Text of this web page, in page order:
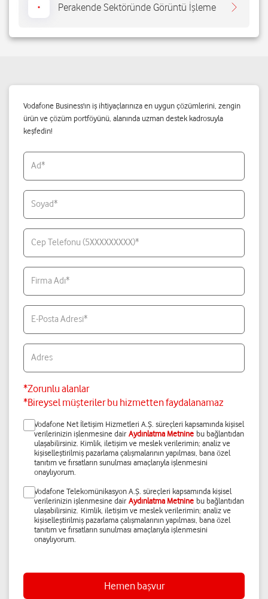
Perakende Sektöründe Görüntü İşleme
Vodafone Business'ın iş ihtiyaçlarınıza en uygun çözümlerini, zengin
ürün ve çözüm portföyünü, alanında uzman destek kadrosuyla
keşfedin!
Ad*
Soyad*
Cep Telefonu (5XXXXXXXXX)*
Firma Adı*
E-Posta Adresi*
Adres
*Zorunlu alanlar
*Bireysel müşteriler bu hizmetten faydalanamaz
Vodafone Net İletişim Hizmetleri A.Ş. süreçleri kapsamında kişisel
verilerinizin işlenmesine dairAydınlatma Metninebu bağlantıdan
ulaşabilirsiniz. Kimlik, iletişim ve meslek verilerimin; analiz ve
kişiselleştirilmiş pazarlama çalışmalarının yapılması, bana özel
tanıtım ve fırsatların sunulması amaçlarıyla işlenmesini
onaylıyorum.
Vodafone Telekomünikasyon A.Ş. süreçleri kapsamında kişisel
verilerinizin işlenmesine dairAydınlatma Metninebu bağlantıdan
ulaşabilirsiniz. Kimlik, iletişim ve meslek verilerimin; analiz ve
kişiselleştirilmiş pazarlama çalışmalarının yapılması, bana özel
tanıtım ve fırsatların sunulması amaçlarıyla işlenmesini
onaylıyorum.